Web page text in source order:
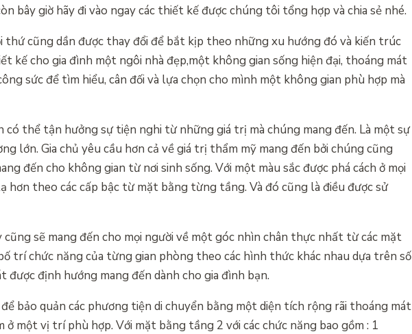
bây giờ hãy đi vào ngay các thiết kế được chúng tôi tổng hợp và chia sẻ nhé.
thứ cũng dần được thay đổi để bắt kịp theo những xu hướng đó và kiến trúc
kế cho gia đình một ngôi nhà đẹp,một không gian sống hiện đại, thoáng mát
sức để tìm hiểu, cân đối và lựa chọn cho mình một không gian phù hợp mà
có thể tận hưởng sự tiện nghi từ những giá trị mà chúng mang đến. Là một sự
lớn. Gia chủ yêu cầu hơn cả về giá trị thẩm mỹ mang đến bởi chúng cũng
đến cho không gian từ nơi sinh sống. Với một màu sắc được phá cách ở mọi
hơn theo các cấp bậc từ mặt bằng từng tầng. Và đó cũng là điều được sử
sẽ mang đến cho mọi người về một góc nhìn chân thực nhất từ các mặt
trí chức năng của từng gian phòng theo các hình thức khác nhau dựa trên số
được định hướng mang đến dành cho gia đình bạn.
bảo quản các phương tiện di chuyển bằng một diện tích rộng rãi thoáng mát
một vị trí phù hợp. Với mặt bằng tầng 2 với các chức năng bao gồm : 1